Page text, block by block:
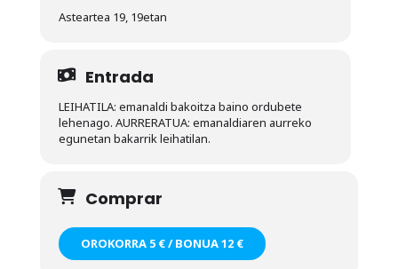
Asteartea 19, 19etan
Entrada
LEIHATILA: emanaldi bakoitza baino ordubete
lehenago. AURRERATUA: emanaldiaren aurreko
egunetan bakarrik leihatilan.
Comprar
OROKORRA 5 € / BONUA 12 €